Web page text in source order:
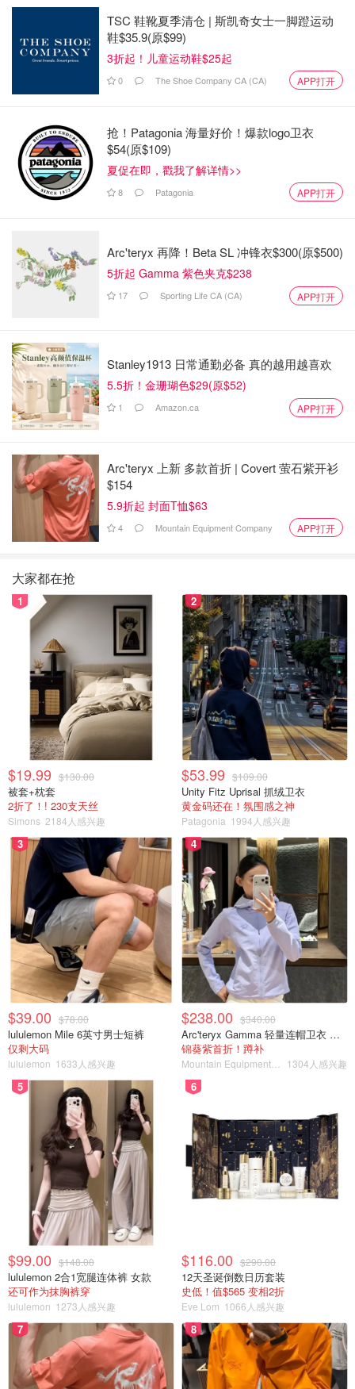
TSC 鞋靴夏季清仓 | 斯凯奇女士一脚蹬运动
鞋$35.9(原$99)
3折起！儿童运动鞋$25起
0 The Shoe Company CA (CA) APP打开
抢！Patagonia 海量好价！爆款logo卫衣
$54(原$109)
夏促在即，戳我了解详情>>
8 Patagonia APP打开
Arc'teryx 再降！Beta SL 冲锋衣$300(原$500)
5折起 Gamma 紫色夹克$238
17 Sporting Life CA (CA) APP打开
Stanley1913 日常通勤必备 真的越用越喜欢
5.5折！金珊瑚色$29(原$52)
1 Amazon.ca APP打开
Arc'teryx 上新 多款首折 | Covert 萤石紫开衫
$154
5.9折起 封面T恤$63
4 Mountain Equipment Company APP打开
大家都在抢
1
$19.99 $130.00
被套+枕套
2折了！! 230支天丝
Simons 2184人感兴趣
2
$53.99 $109.00
Unity Fitz Uprisal 抓绒卫衣
黄金码还在！氛围感之神
Patagonia 1994人感兴趣
3
$39.00 $78.00
lululemon Mile 6英寸男士短裤
仅剩大码
lululemon 1633人感兴趣
4
$238.00 $340.00
Arc'teryx Gamma 轻量连帽卫衣 女款
锦葵紫首折！蹲补
1304人感兴趣
5
$99.00 $148.00
lululemon 2合1宽腿连体裤 女款
还可作为抹胸裤穿
lululemon 1273人感兴趣
6
$116.00 $290.00
12天圣诞倒数日历套装
史低！值$565 变相2折
Eve Lom 1066人感兴趣
7 8